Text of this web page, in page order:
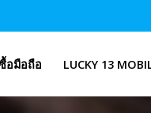
อมือถือ LUCKY 13